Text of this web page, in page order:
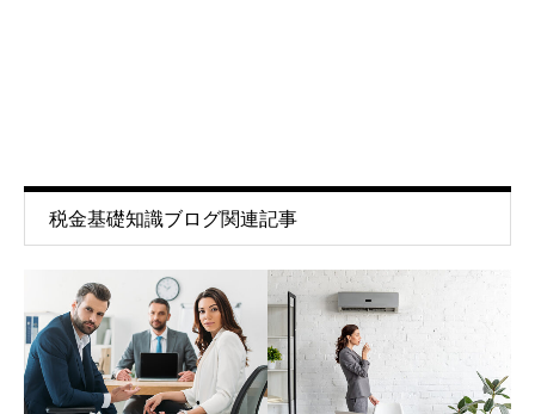
税金基礎知識ブログ関連記事